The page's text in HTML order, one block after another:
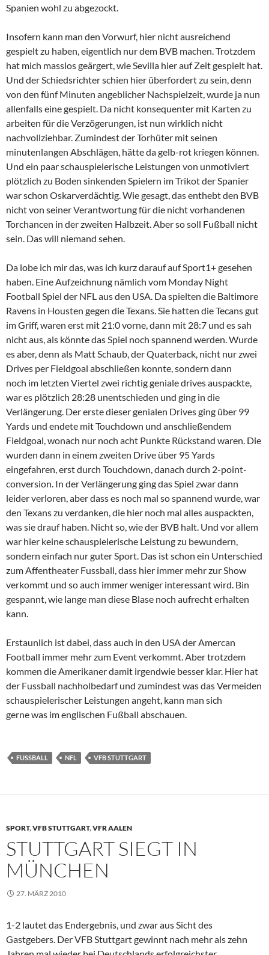
Spanien wohl zu abgezockt.
Insofern kann man den Vorwurf, hier nicht ausreichend
gespielt zu haben, eigentlich nur dem BVB machen. Trotzdem
hat mich masslos geärgert, wie Sevilla hier auf Zeit gespielt hat.
Und der Schiedsrichter schien hier überfordert zu sein, denn
von den fünf Minuten angeblicher Nachspielzeit, wurde ja nun
allenfalls eine gespielt. Da nicht konsequenter mit Karten zu
arbeiten für die Verzögerungen, ist nun wirklich nicht
nachvollziehbar. Zumindest der Torhüter mit seinen
minutenlangen Abschlägen, hätte da gelb-rot kriegen können.
Und ein paar schauspielerische Leistungen von unmotiviert
plötzlich zu Boden sinkenden Spielern im Trikot der Spanier
war schon Oskarverdächtig. Wie gesagt, das enthebt den BVB
nicht von seiner Verantwortung für die nicht vorhandenen
Torchancen in der zweiten Halbzeit. Aber so soll Fußball nicht
sein. Das will niemand sehen.
Da lobe ich mir das, was ich kurz darauf auf Sport1+ gesehen
haben. Eine Aufzeichnung nämlich vom Monday Night
Football Spiel der NFL aus den USA. Da spielten die Baltimore
Ravens in Housten gegen die Texans. Sie hatten die Tecans gut
im Griff, waren erst mit 21:0 vorne, dann mit 28:7 und es sah
nicht aus, als könnte das Spiel noch spannend werden. Wurde
es aber, denn als Matt Schaub, der Quaterback, nicht nur zwei
Drives per Fieldgoal abschließen konnte, sondern dann
noch im letzten Viertel zwei richtig geniale drives auspackte,
war es plötzlich 28:28 unentschieden und ging in die
Verlängerung. Der erste dieser genialen Drives ging über 99
Yards und endete mit Touchdown und anschließendem
Fieldgoal, wonach nur noch acht Punkte Rückstand waren. Die
wurden dann in einem zweiten Drive über 95 Yards
eingefahren, erst durch Touchdown, danach durch 2-point-
conversion. In der Verlängerung ging das Spiel zwar dann
leider verloren, aber dass es noch mal so spannend wurde, war
den Texans zu verdanken, die hier noch mal alles auspackten,
was sie drauf haben. Nicht so, wie der BVB halt. Und vor allem
war hier keine schauspielerische Leistung zu bewundern,
sondern einfach nur guter Sport. Das ist schon ein Unterschied
zum Affentheater Fussball, dass hier immer mehr zur Show
verkommt und so auch immer weniger interessant wird. Bin
gespannt, wie lange man diese Blase noch aufrecht erhalten
kann.
Erstaunlich ist dabei, dass auch in den USA der Amercan
Football immer mehr zum Event verkommt. Aber trotzdem
kommen die Amerikaner damit irgendwie besser klar. Hier hat
der Fussball nachholbedarf und zumindest was das Vermeiden
schauspielerischer Leistungen angeht, kann man sich
gerne was im englischen Fußball abschauen.
FUSSBALL NFL VFB STUTTGART
SPORT,VFB STUTTGART,VFR AALEN
STUTTGART SIEGT IN
MÜNCHEN
27. MÄRZ 2010
1-2 lautet das Endergebnis, und zwar aus Sicht des
Gastgebers. Der VFB Stuttgart gewinnt nach mehr als zehn